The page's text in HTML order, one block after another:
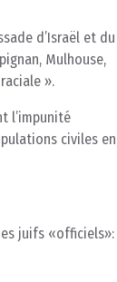
d’Israël et du
Mulhouse,
».
l’impunité
civiles en
juifs «officiels»: